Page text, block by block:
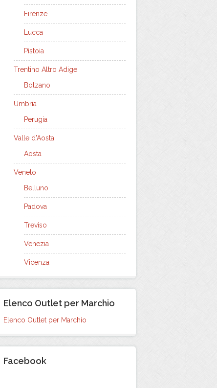
Firenze
Lucca
Pistoia
Trentino Altro Adige
Bolzano
Umbria
Perugia
Valle d'Aosta
Aosta
Veneto
Belluno
Padova
Treviso
Venezia
Vicenza
Elenco Outlet per Marchio
Elenco Outlet per Marchio
Facebook